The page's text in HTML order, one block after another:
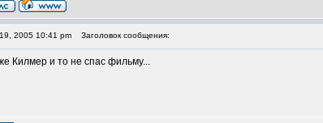
2005 10:41 pm Заголовок сообщения:
Килмер и то не спас фильму...